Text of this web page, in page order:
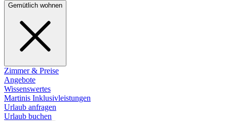
Gemütlich wohnen
Zimmer & Preise
Angebote
Wissenswertes
Martinis Inklusivleistungen
Urlaub anfragen
Urlaub buchen